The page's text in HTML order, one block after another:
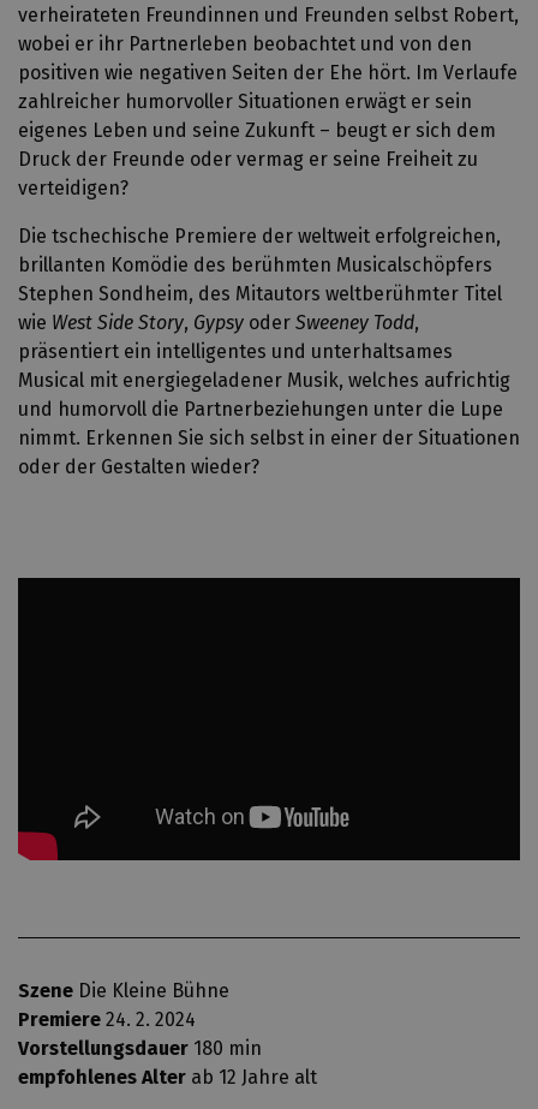
verheirateten Freundinnen und Freunden selbst Robert,
wobei er ihr Partnerleben beobachtet und von den
positiven wie negativen Seiten der Ehe hört. Im Verlaufe
zahlreicher humorvoller Situationen erwägt er sein
eigenes Leben und seine Zukunft – beugt er sich dem
Druck der Freunde oder vermag er seine Freiheit zu
verteidigen?
Die tschechische Premiere der weltweit erfolgreichen,
brillanten Komödie des berühmten Musicalschöpfers
Stephen Sondheim, des Mitautors weltberühmter Titel
wie West Side Story, Gypsy oder Sweeney Todd,
präsentiert ein intelligentes und unterhaltsames
Musical mit energiegeladener Musik, welches aufrichtig
und humorvoll die Partnerbeziehungen unter die Lupe
nimmt. Erkennen Sie sich selbst in einer der Situationen
oder der Gestalten wieder?
Szene Die Kleine Bühne
Premiere 24. 2. 2024
Vorstellungsdauer 180 min
empfohlenes Alter ab 12 Jahre alt